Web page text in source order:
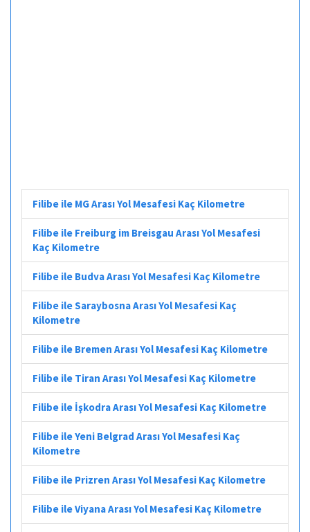
Filibe ile MG Arası Yol Mesafesi Kaç Kilometre
Filibe ile Freiburg im Breisgau Arası Yol Mesafesi
Kaç Kilometre
Filibe ile Budva Arası Yol Mesafesi Kaç Kilometre
Filibe ile Saraybosna Arası Yol Mesafesi Kaç
Kilometre
Filibe ile Bremen Arası Yol Mesafesi Kaç Kilometre
Filibe ile Tiran Arası Yol Mesafesi Kaç Kilometre
Filibe ile İşkodra Arası Yol Mesafesi Kaç Kilometre
Filibe ile Yeni Belgrad Arası Yol Mesafesi Kaç
Kilometre
Filibe ile Prizren Arası Yol Mesafesi Kaç Kilometre
Filibe ile Viyana Arası Yol Mesafesi Kaç Kilometre